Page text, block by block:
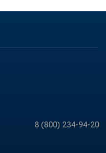
8 (800) 234-94-20